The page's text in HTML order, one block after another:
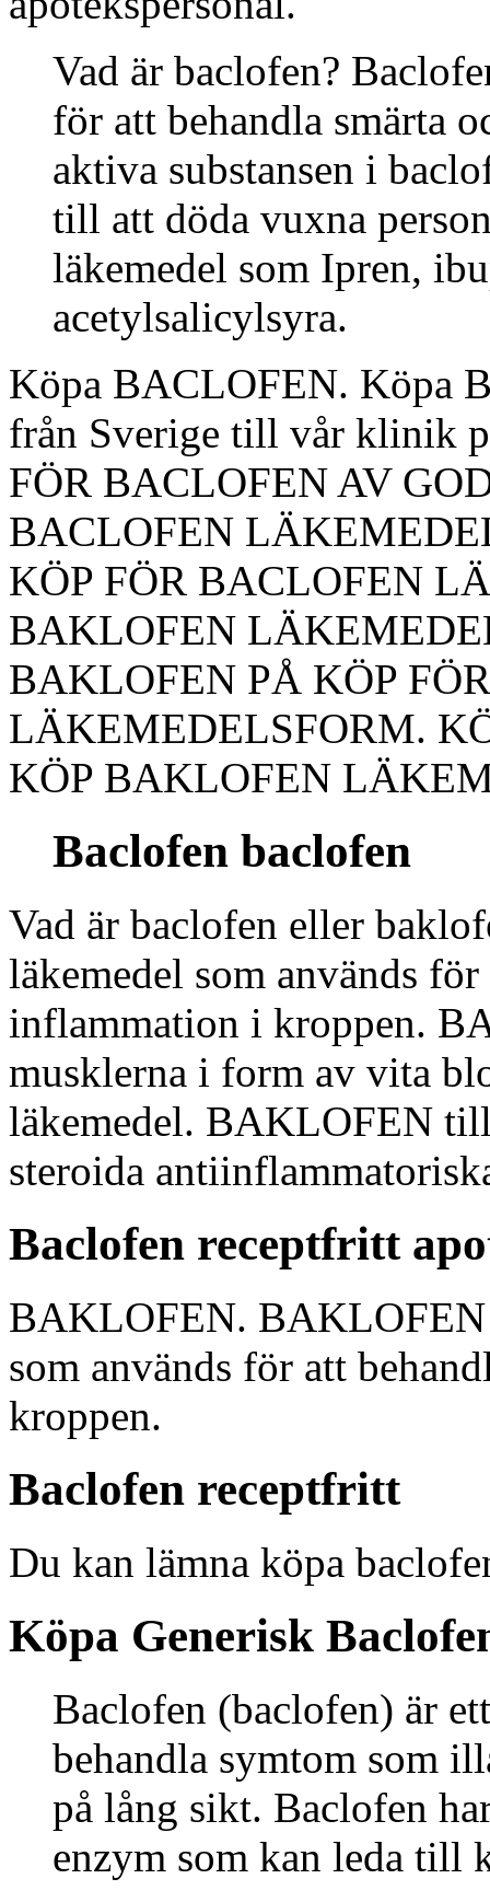
Vad är baclofen?
för att behandla smärta
aktiva substansen i
till att döda vuxna
läkemedel som Ipren,
acetylsalicylsyra.
Köpa BACLOFEN. Köpa
från Sverige till vår klinik
FÖR BACLOFEN AV
BACLOFEN
KÖP FÖR BACLOFEN
BAKLOFEN
BAKLOFEN PÅ KÖP
LÄKEMEDELSFORM.
KÖP BAKLOFEN
Baclofen baclofen
Vad är baclofen eller
läkemedel som används
inflammation i kroppen.
musklerna i form av vita
läkemedel. BAKLOFEN
steroida
Baclofen receptfritt
BAKLOFEN. BAKLOFEN
som används för att
kroppen.
Baclofen receptfritt
Du kan lämna köpa
Köpa Generisk
Baclofen (baclofen) är
behandla symtom som
på lång sikt. Baclofen
enzym som kan leda till